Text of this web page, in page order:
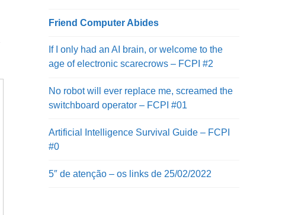
Friend Computer Abides
If I only had an AI brain, or welcome to the
age of electronic scarecrows – FCPI #2
No robot will ever replace me, screamed the
switchboard operator – FCPI #01
Artificial Intelligence Survival Guide – FCPI
#0
5″ de atenção – os links de 25/02/2022